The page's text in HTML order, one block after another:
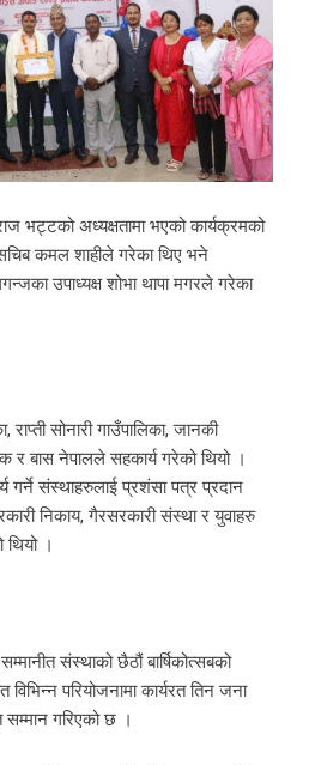
भट्टको अध्यक्षतामा भएको कार्यक्रमको
कमल शाहीले गरेका थिए भने
उपाध्यक्ष शोभा थापा मगरले गरेका
राप्ती सोनारी गाउँपालिका, जानकी
र बास नेपालले सहकार्य गरेको थियो ।
गर्ने संस्थाहरुलाई प्रशंसा पत्र प्रदान
निकाय, गैरसरकारी संस्था र युवाहरु
थियो ।
संस्थाको छैठौं बार्षिकोत्सबको
परियोजनामा कार्यरत तिन जना
सम्मान गरिएको छ ।